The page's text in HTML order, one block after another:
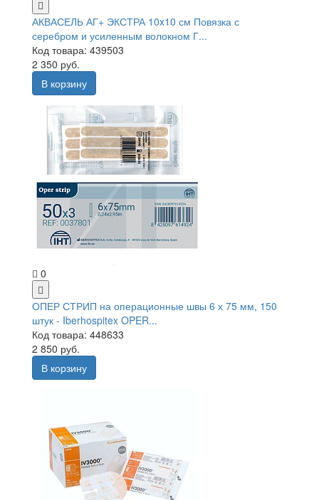
АКВАСЕЛЬ АГ+ ЭКСТРА 10x10 см Повязка с
серебром и усиленным волокном Г...
Код товара: 439503
2 350 руб.
В корзину
0
ОПЕР СТРИП на операционные швы 6 х 75 мм, 150
штук - Iberhospitex OPER...
Код товара: 448633
2 850 руб.
В корзину